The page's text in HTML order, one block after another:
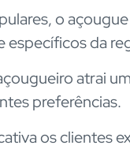
o
específicos da
atrai
preferências.
os clientes